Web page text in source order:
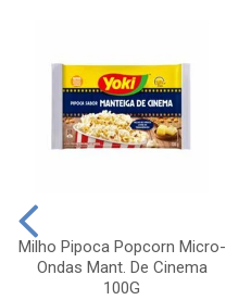
Milho Pipoca Popcorn Micro-
Ondas Mant. De Cinema
100G